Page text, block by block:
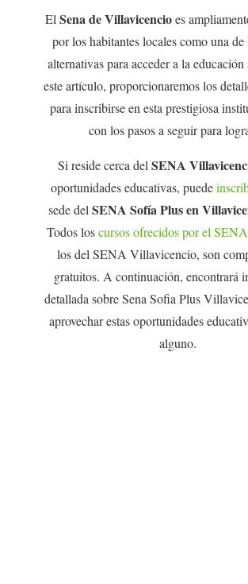
El Sena de Villavicencioes
por los habitantes locales como una de
alternativas para acceder a la
este artículo, proporcionaremos los
para inscribirse en esta prestigiosa
con los pasos a seguir para
Si reside cerca del SENA
oportunidades educativas, puede
sede del SENA Sofía Plus en
Todos loscursos ofrecidos por el SENA
los del SENA Villavicencio, son
gratuitos. A continuación, encontrará
detallada sobre Sena Sofia Plus
aprovechar estas oportunidades
alguno.